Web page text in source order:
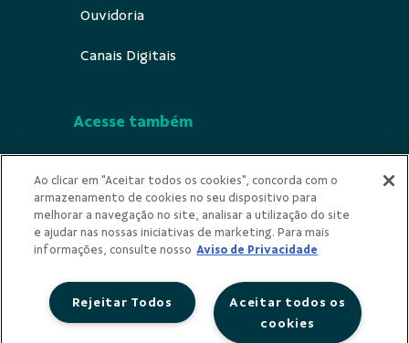
Ouvidoria
Canais Digitais
Acesse também
Indícios de Ilícitude
Privacidade
Ao clicar em "Aceitar todos os cookies", concorda com o
armazenamento de cookies no seu dispositivo para
melhorar a navegação no site, analisar a utilização do site
e ajudar nas nossas iniciativas de marketing. Para mais
informações, consulte nosso Aviso de Privacidade
Aceitar todos os
cookies
Rejeitar Todos